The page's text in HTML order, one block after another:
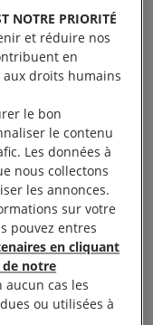
est important de
ces dernières
d’hommes et
essentiels de la
à domicile,
et sous
années,
basculer du jour
: perte de
obligation
NOTRE PRIORITÉ
et réduire nos
en
droits humains
le bon
le contenu
Les données à
nous collectons
les annonces.
sur votre
pouvez entres
en cliquant
notre
aucun cas les
ou utilisées à